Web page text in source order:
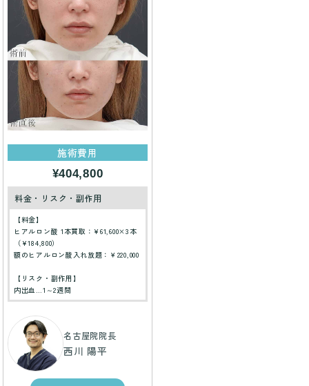
施術費用
¥404,800
料金・リスク・副作用
【料金】
ヒアルロン酸 1本買取：¥61,600×3本
（¥184,800）
額のヒアルロン酸入れ放題：￥220,000
【リスク・副作用】
内出血…1～2週間
名古屋院院長
西川 陽平